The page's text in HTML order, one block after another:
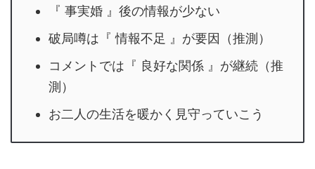
『 事実婚 』後の情報が少ない
破局噂は『 情報不足 』が要因（推測）
コメントでは『 良好な関係 』が継続（推
測）
お二人の生活を暖かく見守っていこう